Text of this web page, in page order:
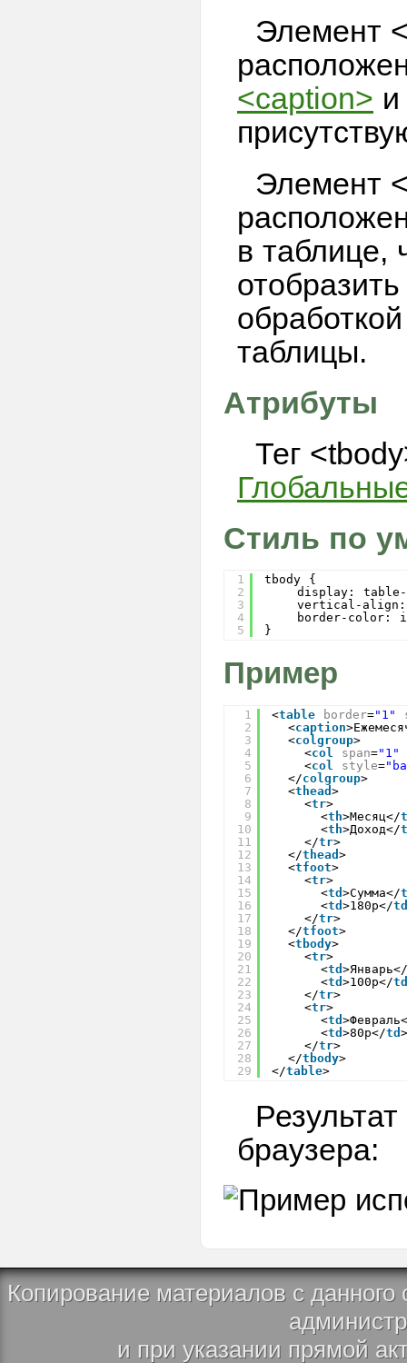
Элемент
<caption>
Элемент
в таблице,
таблицы.
Атрибуты
Тег
Стиль по
1
2
3
4
5
tbody {
display: table-
vertical-align:
border-color:
}
Пример
1
2
3
4
5
6
7
8
9
10
11
12
13
14
15
16
17
18
19
20
21
22
23
24
25
26
27
28
29
<table border="1"
<caption
<colgroup>
<col span="1"
<col style=
</colgroup>
<thead >
<tr>
<th>Месяц</
<th>Доход</
</tr>
</thead >
<tfoot>
<tr>
<td >Сумма</
<td >180р</td
</tr>
</tfoot>
<tbody>
<tr>
<td >Январь</
<td >100р</td
</tr>
<tr>
<td
<td >80р</td >
</tr>
</tbody>
</table>
браузера:
Копирование материалов с
и при указании прямой